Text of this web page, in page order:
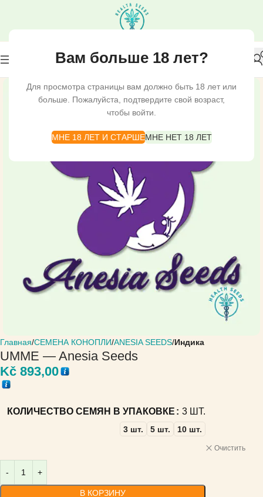
Вам больше 18 лет?
Для просмотра страницы вам должно быть 18 лет или
больше. Пожалуйста, подтвердите свой возраст,
чтобы войти.
МНЕ 18 ЛЕТ И СТАРШЕМНЕ НЕТ 18 ЛЕТ
Главная СЕМЕНА КОНОПЛИ ANESIA SEEDS Индика
UMME — Anesia Seeds
Kč 893,00
КОЛИЧЕСТВО СЕМЯН В УПАКОВКЕ 3 ШТ.
3 шт. 5 шт. 10 шт.
Очистить
В КОРЗИНУ